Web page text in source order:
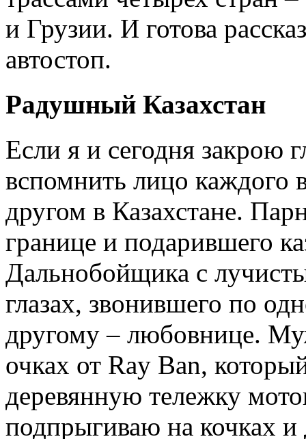
и Грузии. И готова
автостоп.
Радушный Казахстан
Если я и сегодня закрою
вспомнить лицо каждого
другом в Казахстане.
границе и подарившего
Дальнобойщика с
глазах, звонившего по
другому – любовнице.
очках от Ray Ban,
деревянную тележку
подпрыгиваю на кочках